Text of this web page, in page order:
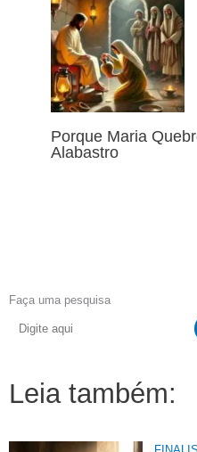
Porque Maria
Alabastro
Faça uma pesquisa
Leia também: